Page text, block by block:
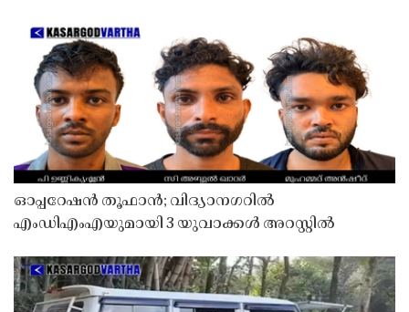
ഓപ്പറേഷൻ തൂഫാൻ; വിദ്യാനഗറിൽ
എംഡിഎംഎയുമായി 3 യുവാക്കൾ അറസ്റ്റിൽ